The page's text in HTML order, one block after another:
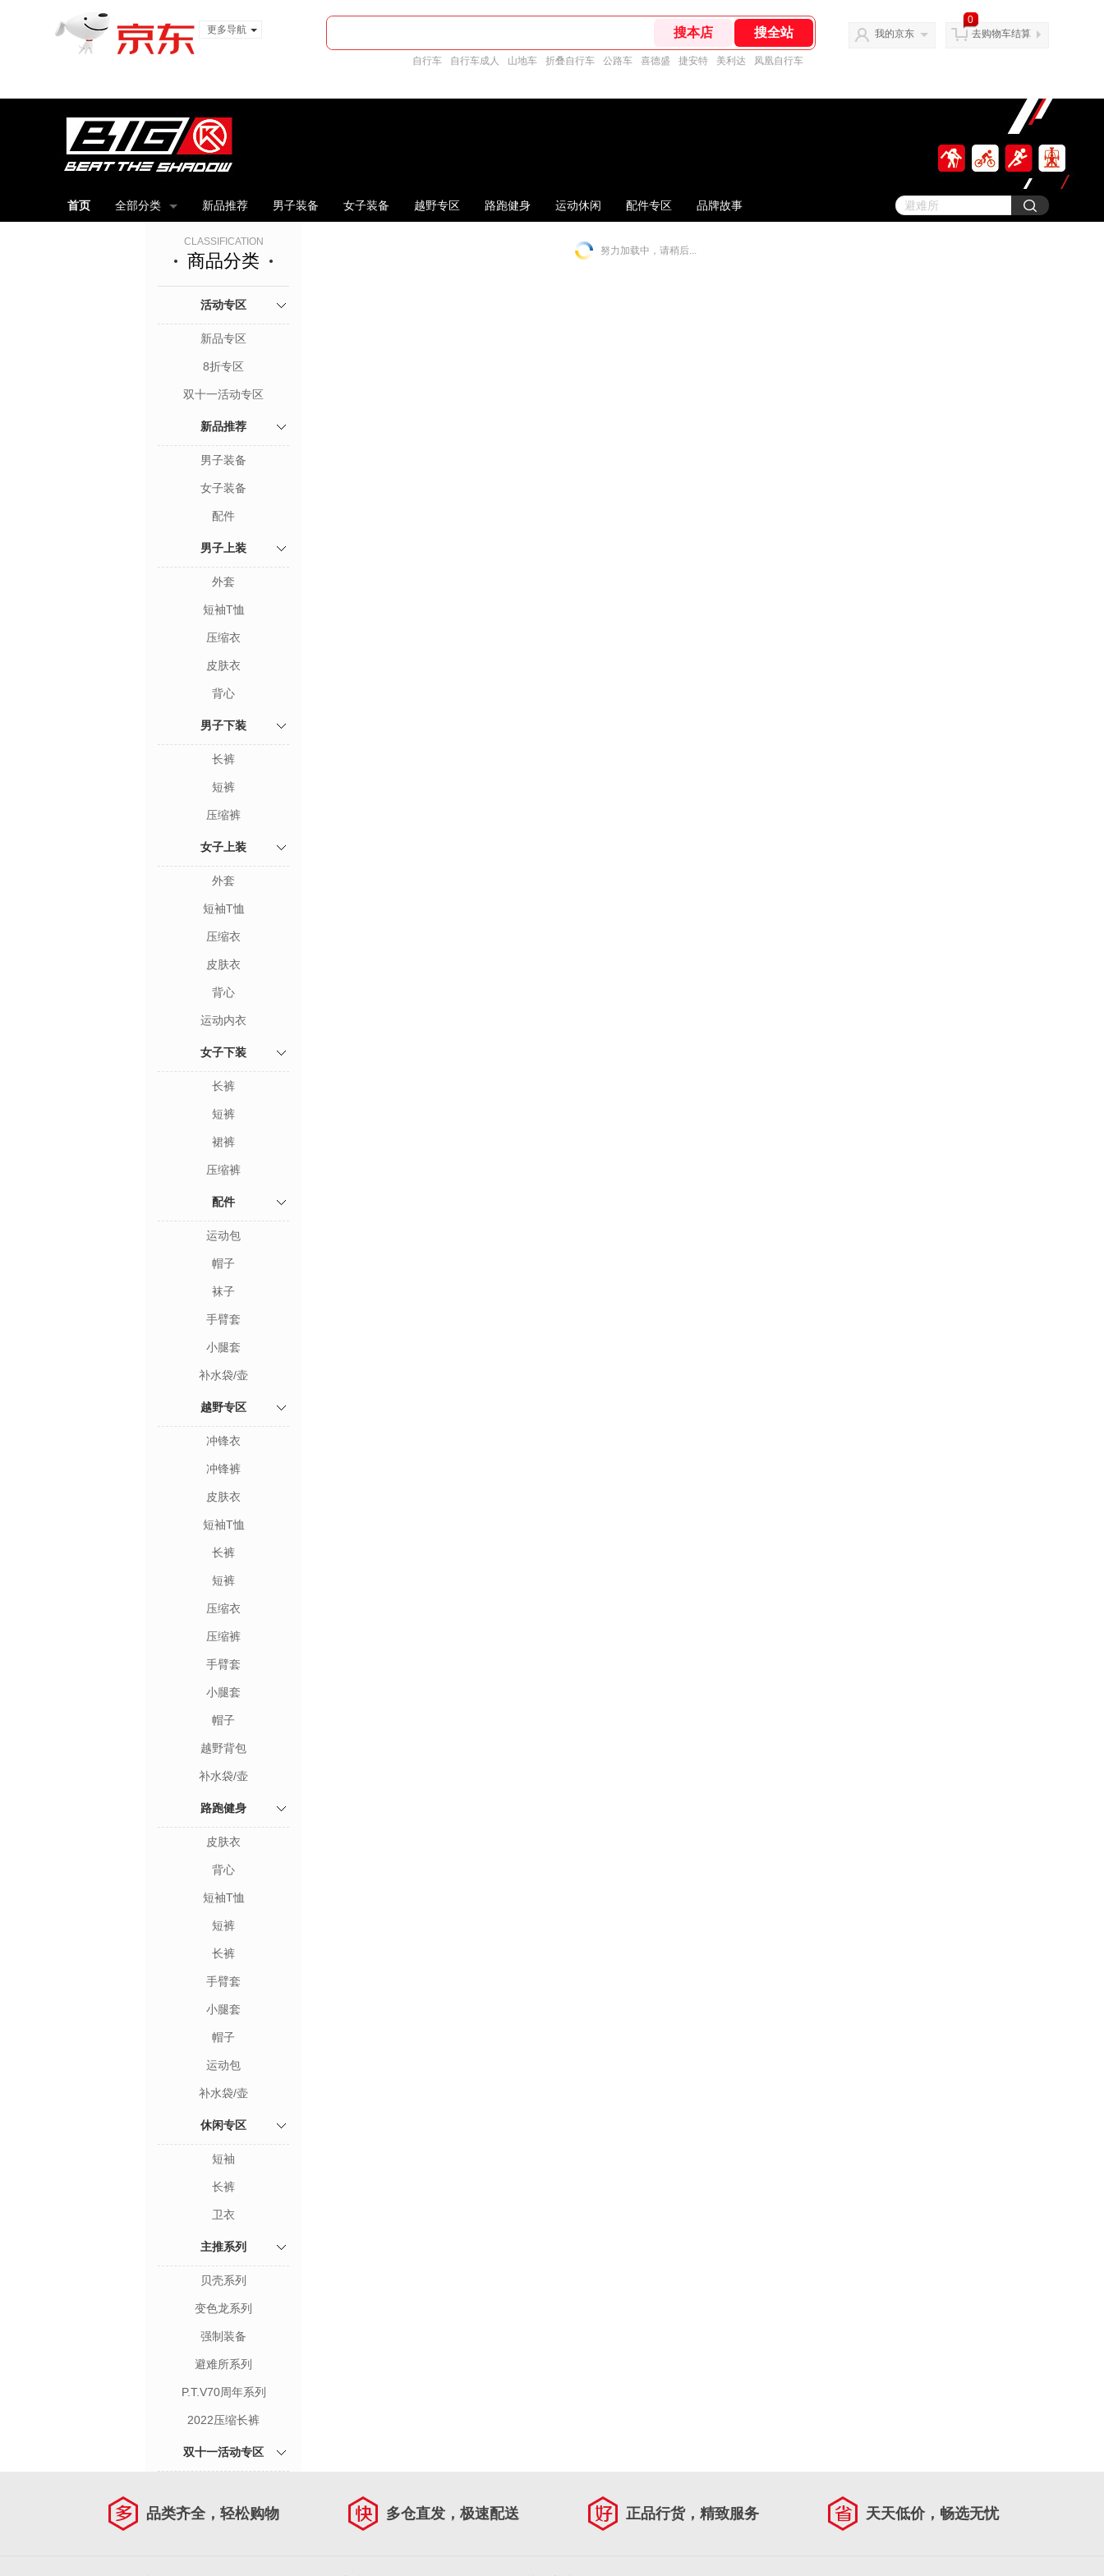
更多导航
自行车 自行车成人 山地车 折叠自行车 公路车 喜德盛 捷安特 美利达 凤凰自行车
我的京东
0
去购物车结算
首页 全部分类 新品推荐 男子装备 女子装备 越野专区 路跑健身 运动休闲 配件专区 品牌故事
CLASSIFICATION
商品分类
活动专区
新品专区
8折专区
双十一活动专区
新品推荐
男子装备
女子装备
配件
男子上装
外套
短袖T恤
压缩衣
皮肤衣
背心
男子下装
长裤
短裤
压缩裤
女子上装
外套
短袖T恤
压缩衣
皮肤衣
背心
运动内衣
女子下装
长裤
短裤
裙裤
压缩裤
配件
运动包
帽子
袜子
手臂套
小腿套
补水袋/壶
越野专区
冲锋衣
冲锋裤
皮肤衣
短袖T恤
长裤
短裤
压缩衣
压缩裤
手臂套
小腿套
帽子
越野背包
补水袋/壶
路跑健身
皮肤衣
背心
短袖T恤
短裤
长裤
手臂套
小腿套
帽子
运动包
补水袋/壶
休闲专区
短袖
长裤
卫衣
主推系列
贝壳系列
变色龙系列
强制装备
避难所系列
P.T.V70周年系列
2022压缩长裤
双十一活动专区
努力加载中，请稍后...
品类齐全，轻松购物 多仓直发，极速配送 正品行货，精致服务 天天低价，畅选无忧